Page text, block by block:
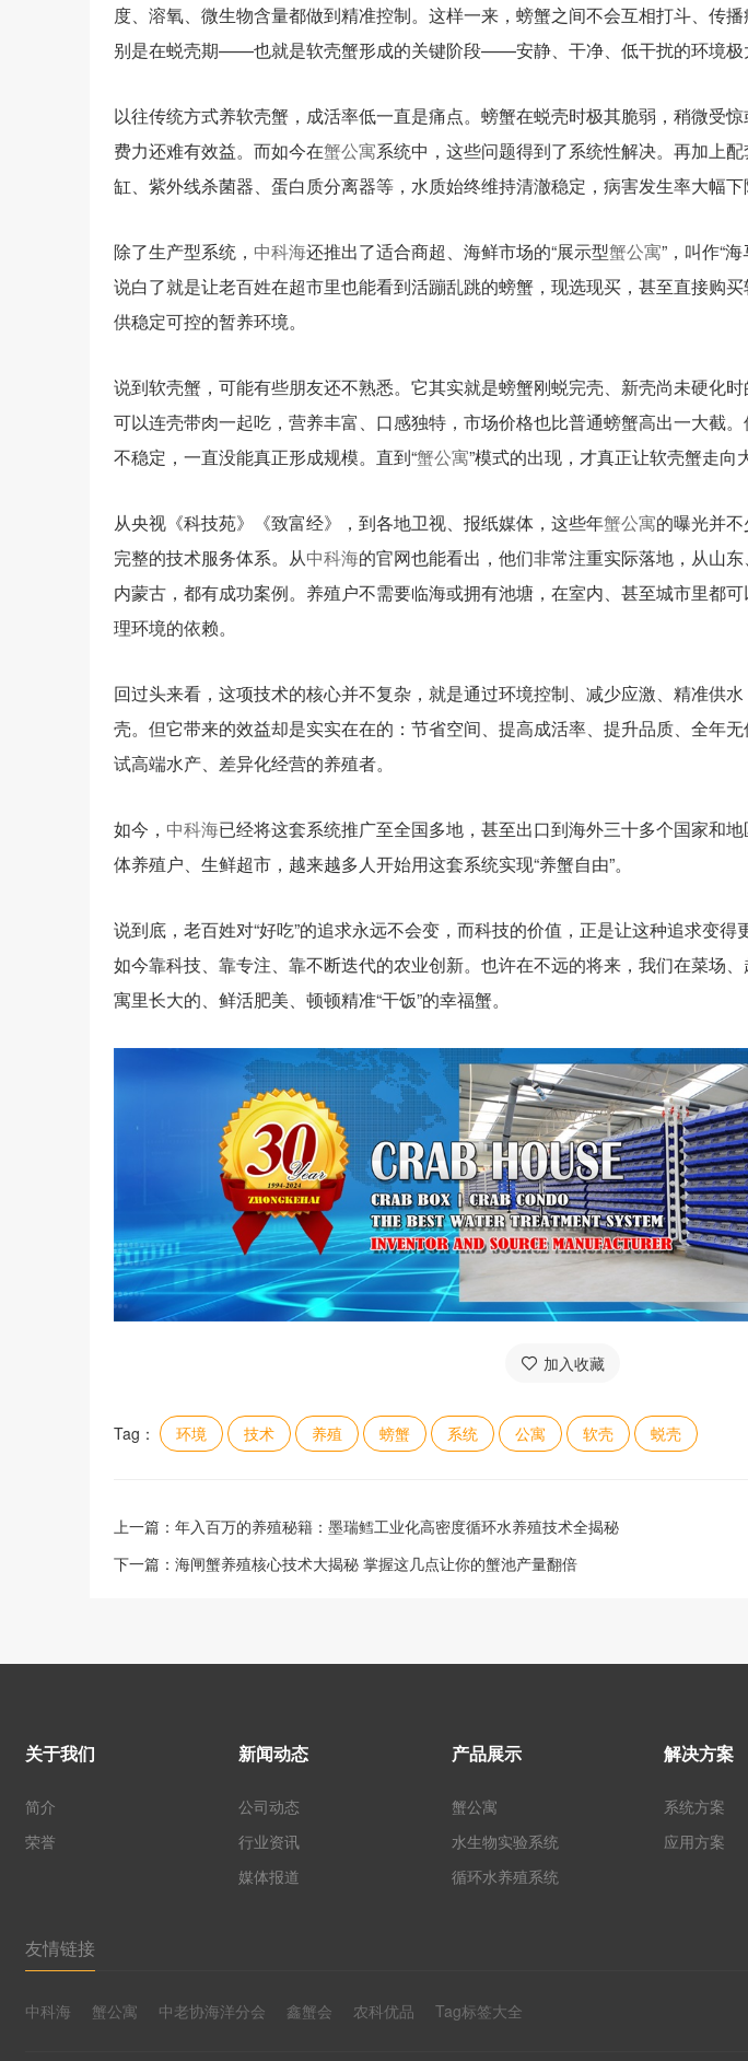
度、溶氧、微生物含量都做到精准控制。这样一来，螃蟹之间不会互相打斗、传
别是在蜕壳期——也就是软壳蟹形成的关键阶段——安静、干净、低干扰的环境极
以往传统方式养软壳蟹，成活率低一直是痛点。螃蟹在蜕壳时极其脆弱，稍微受
费力还难有效益。而如今在蟹公寓系统中，这些问题得到了系统性解决。再加上
缸、紫外线杀菌器、蛋白质分离器等，水质始终维持清澈稳定，病害发生率大幅下
除了生产型系统， 中科海还推出了适合商超、海鲜市场的“展示型蟹公寓”，叫作“
说白了就是让老百姓在超市里也能看到活蹦乱跳的螃蟹，现选现买，甚至直接购
供稳定可控的暂养环境。
说到软壳蟹，可能有些朋友还不熟悉。它其实就是螃蟹刚蜕完壳、新壳尚未硬化
可以连壳带肉一起吃，营养丰富、口感独特，市场价格也比普通螃蟹高出一大截
不稳定，一直没能真正形成规模。直到“蟹公寓”模式的出现，才真正让软壳蟹走向
从央视《科技苑》《致富经》，到各地卫视、报纸媒体，这些年蟹公寓的曝光并
完整的技术服务体系。从中科海的官网也能看出，他们非常注重实际落地，从山
内蒙古，都有成功案例。养殖户不需要临海或拥有池塘，在室内、甚至城市里都
理环境的依赖。
回过头来看，这项技术的核心并不复杂，就是通过环境控制、减少应激、精准供
壳。但它带来的效益却是实实在在的：节省空间、提高成活率、提升品质、全年
试高端水产、差异化经营的养殖者。
如今， 中科海已经将这套系统推广至全国多地，甚至出口到海外三十多个国家和
体养殖户、生鲜超市，越来越多人开始用这套系统实现“养蟹自由”。
说到底，老百姓对“好吃”的追求永远不会变，而科技的价值，正是让这种追求变得
如今靠科技、靠专注、靠不断迭代的农业创新。也许在不远的将来，我们在菜场
寓里长大的、鲜活肥美、顿顿精准“干饭”的幸福蟹。
加入收藏
Tag： 环境 技术 养殖 螃蟹 系统 公寓 软壳 蜕壳
上一篇： 年入百万的养殖秘籍：墨瑞鳕工业化高密度循环水养殖技术全揭秘
下一篇： 海闸蟹养殖核心技术大揭秘 掌握这几点让你的蟹池产量翻倍
关于我们
简介
荣誉
新闻动态
公司动态
行业资讯
媒体报道
产品展示
蟹公寓
水生物实验系统
循环水养殖系统
解决方案
系统方案
应用方案
友情链接
中科海 蟹公寓 中老协海洋分会 鑫蟹会 农科优品 Tag标签大全